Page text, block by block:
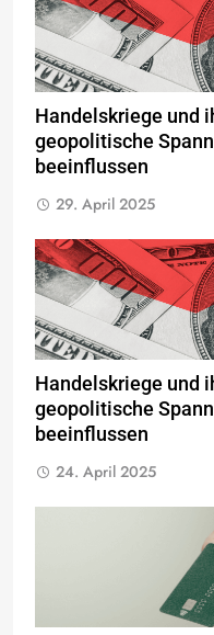
Handelskriege und
geopolitische
beeinflussen
29. April 2025
Handelskriege und
geopolitische
beeinflussen
24. April 2025